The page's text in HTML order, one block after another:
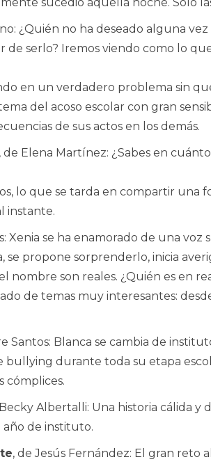
¿Quién no ha deseado alguna
de serlo? Iremos viendo como lo
en un verdadero problema sin
del acoso escolar con gran
de sus actos en los demás.
, de Elena Martínez: ¿Sabes en
lo que se tarda en compartir una
instante.
Xenia se ha enamorado de una
se propone sorprenderlo, inicia
nombre son reales. ¿Quién es en
de temas muy interesantes:
Santos: Blanca se cambia de
bullying durante toda su etapa
cómplices.
Albertalli: Una historia cálida y
de instituto.
, de Jesús Fernández: El gran reto